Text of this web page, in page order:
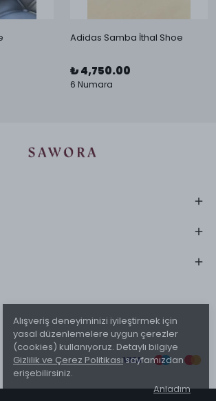
Alışveriş deneyiminizi iyileştirmek için
yasal düzenlemelere uygun çerezler
(cookies) kullanıyoruz. Detaylı bilgiye
Gizlilik ve Çerez Politikasısayfamızdan
erişebilirsiniz.
Anladım
Adidas Samba İthal Shoe
₺ 4,750.00
6 Numara